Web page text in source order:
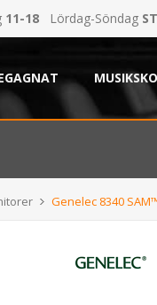
11-18 Lördag-Söndag
Genelec 8340